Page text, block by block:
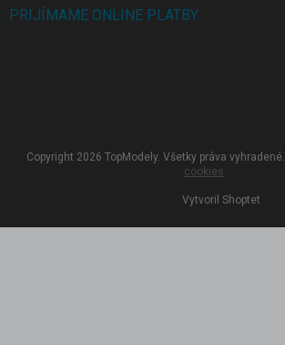
PRIJÍMAME ONLINE PLATBY
Vytvoril Shoptet
Copyright 2026 TopModely. Všetky práva vyhradené.
cookies